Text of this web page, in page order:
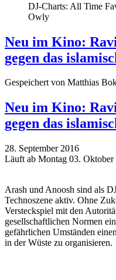
DJ-Charts: All Time
Owly
Neu im Kino:
gegen das
Gespeichert von Matthias
Neu im Kino:
gegen das
28. September 2016
Läuft ab Montag 03.
Arash und Anoosh sind als
Technoszene aktiv. Ohne
Versteckspiel mit den
gesellschaftlichen Normen
gefährlichen Umständen
in der Wüste zu organisieren.